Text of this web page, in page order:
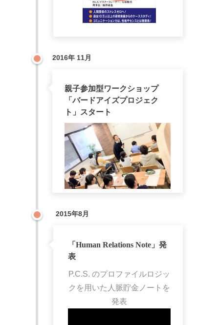
親子参加型ワークショップ
「バードアイズプロジェク
ト」スタート
2016年 11月
「Human Relations Note」発
表
P.C.S. のプロファイルロジッ
クを用いた人脈貯金ノートを
発表
2015年8月